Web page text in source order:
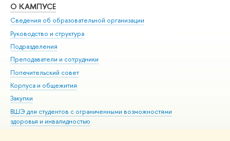
О КАМПУСЕ
Сведения об образовательной организации
Руководство и структура
Подразделения
Преподаватели и сотрудники
Попечительский совет
Корпуса и общежития
Закупки
ВШЭ для студентов с ограниченными возможностями
здоровья и инвалидностью